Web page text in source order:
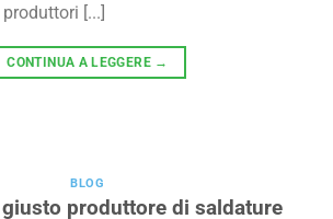
[...]
CONTINUA A LEGGERE →
BLOG
produttore di saldature